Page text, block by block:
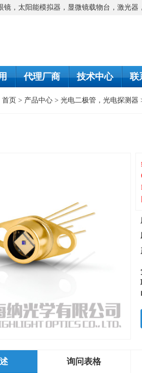
，太阳能模拟器，显微镜载物台，激光
代理厂商 技术中心 联
首页 > 产品中心 > 光电二极管，光电探测器
询问表格